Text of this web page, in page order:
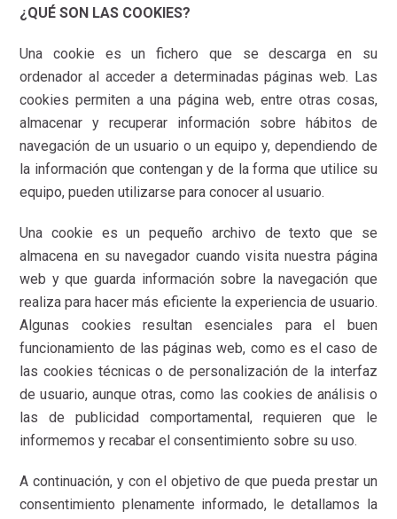
¿QUÉ SON LAS COOKIES?
Una cookie es un fichero que se descarga en su
ordenador al acceder a determinadas páginas web. Las
cookies permiten a una página web, entre otras cosas,
almacenar y recuperar información sobre hábitos de
navegación de un usuario o un equipo y, dependiendo de
la información que contengan y de la forma que utilice su
equipo, pueden utilizarse para conocer al usuario.
Una cookie es un pequeño archivo de texto que se
almacena en su navegador cuando visita nuestra página
web y que guarda información sobre la navegación que
realiza para hacer más eficiente la experiencia de usuario.
Algunas cookies resultan esenciales para el buen
funcionamiento de las páginas web, como es el caso de
las cookies técnicas o de personalización de la interfaz
de usuario, aunque otras, como las cookies de análisis o
las de publicidad comportamental, requieren que le
informemos y recabar el consentimiento sobre su uso.
A continuación, y con el objetivo de que pueda prestar un
consentimiento plenamente informado, le detallamos la